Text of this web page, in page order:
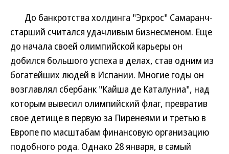
До банкротства холдинга "Эркрос" Самаранч-
старший считался удачливым бизнесменом. Еще
до начала своей олимпийской карьеры он
добился большого успеха в делах, став одним из
богатейших людей в Испании. Многие годы он
возглавлял сбербанк "Кайша де Каталуниа", над
которым вывесил олимпийский флаг, превратив
свое детище в первую за Пиренеями и третью в
Европе по масштабам финансовую организацию
подобного рода. Однако 28 января, в самый